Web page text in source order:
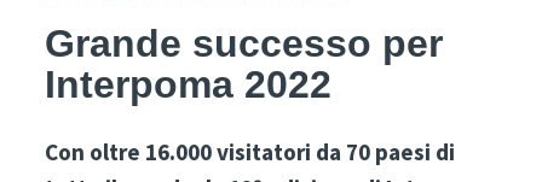
Grande successo per
Interpoma 2022
Con oltre 16.000 visitatori da 70 paesi di